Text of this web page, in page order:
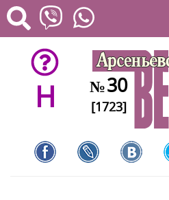
H №30
[1723]